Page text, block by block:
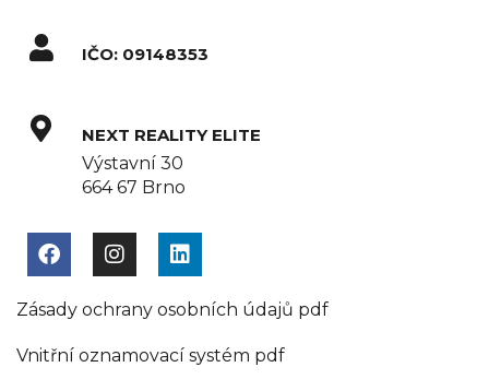
IČO: 09148353
NEXT REALITY ELITE
Výstavní 30
664 67 Brno
Zásady ochrany osobních údajů pdf
Vnitřní oznamovací systém pdf